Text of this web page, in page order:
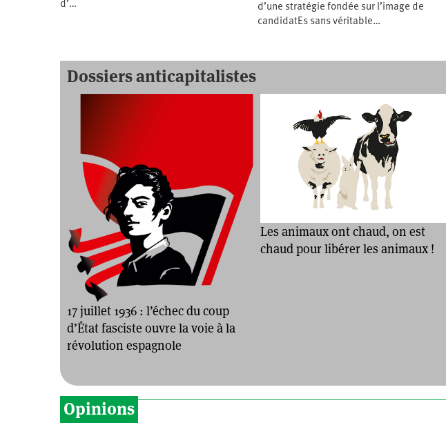
d’…
d’une stratégie fondée sur l’image de
candidatEs sans véritable…
Dossiers anticapitalistes
17 juillet 1936 : l’échec du coup
d’État fasciste ouvre la voie à la
révolution espagnole
Les animaux ont chaud, on est
chaud pour libérer les animaux !
Opinions